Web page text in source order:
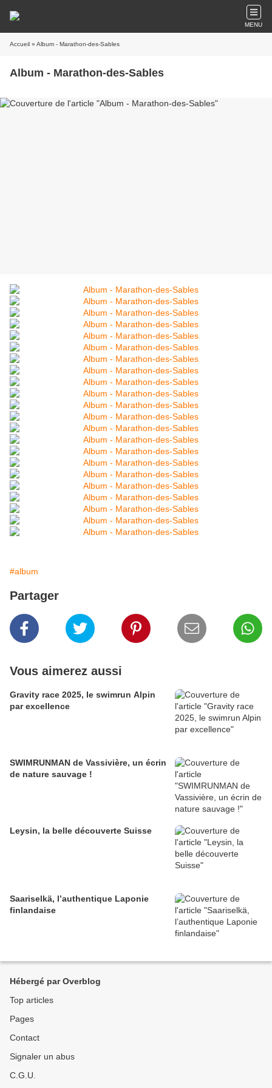
MENU
Accueil » Album - Marathon-des-Sables
Album - Marathon-des-Sables
#album
Partager
Vous aimerez aussi
Gravity race 2025, le swimrun Alpin
par excellence
SWIMRUNMAN de Vassivière, un écrin
de nature sauvage !
Leysin, la belle découverte Suisse
Saariselkä, l’authentique Laponie
finlandaise
Hébergé par Overblog
Top articles
Pages
Contact
Signaler un abus
C.G.U.